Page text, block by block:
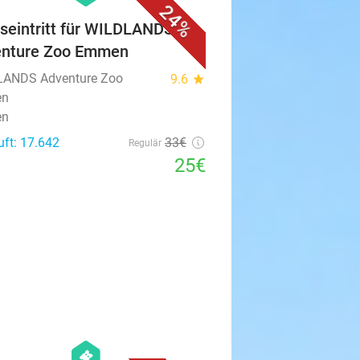
24%
für WILDLANDS
Zoo Emmen
Adventure Zoo
9.6 star
17.642
Regulär 33€
25€
events